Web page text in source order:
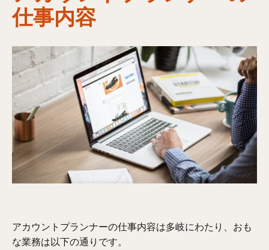
仕事内容
アカウントプランナーの仕事内容は多岐にわたり、おも
な業務は以下の通りです。